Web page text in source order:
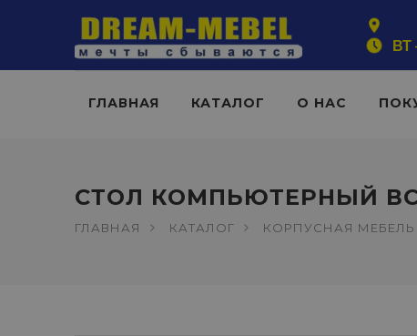
ВТ
ГЛАВНАЯ КАТАЛОГ О НАС
СТОЛ КОМПЬЮТЕРНЫЙ
ГЛАВНАЯ КАТАЛОГ КОРПУСНАЯ МЕБЕЛЬ